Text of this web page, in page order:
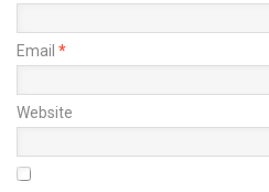
Email *
Website